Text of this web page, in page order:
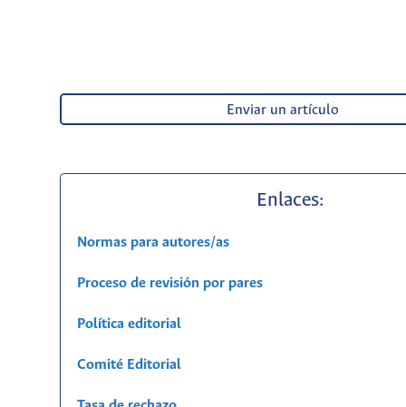
Enviar un artículo
Enlaces:
Normas para autores/as
Proceso de revisión por pares
Política editorial
Comité Editorial